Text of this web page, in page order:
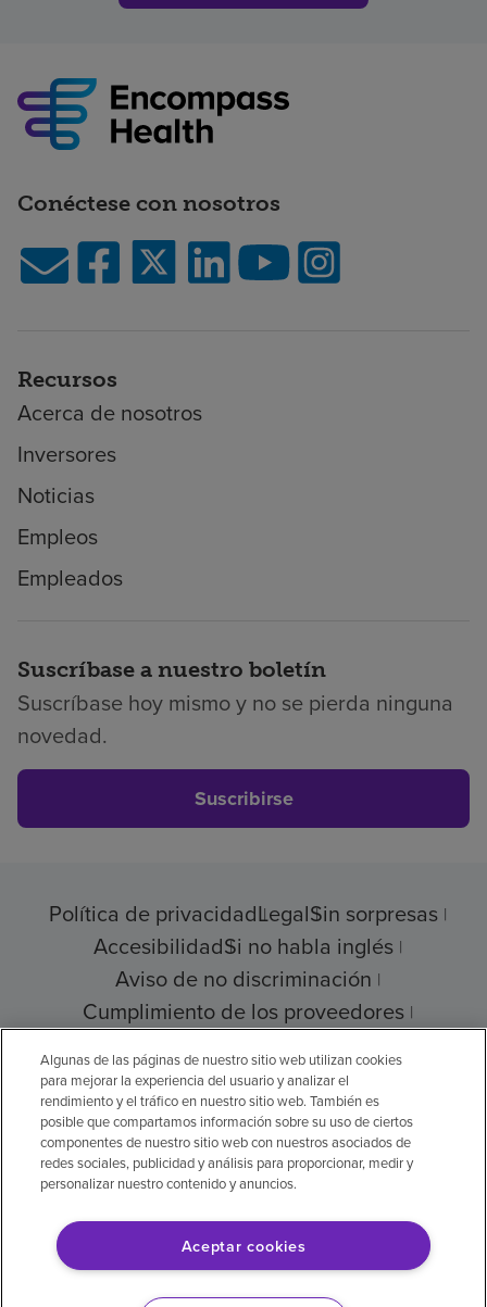
Conéctese con nosotros
Recursos
Acerca de nosotros
Inversores
Noticias
Empleos
Empleados
Suscríbase a nuestro boletín
Suscríbase hoy mismo y no se pierda ninguna
novedad.
Suscribirse
Política de privacidadLegalSin sorpresas
AccesibilidadSi no habla inglés
Aviso de no discriminación
Cumplimiento de los proveedores
© 2026 Encompass Health Corporation
Preferencias de cookies
Aviso legal: Se tradujo con la ayuda de
inteligencia artificial (IA). La versión en inglés
Algunas de las páginas de nuestro sitio web utilizan cookies
para mejorar la experiencia del usuario y analizar el
rendimiento y el tráfico en nuestro sitio web. También es
posible que compartamos información sobre su uso de ciertos
componentes de nuestro sitio web con nuestros asociados de
redes sociales, publicidad y análisis para proporcionar, medir y
personalizar nuestro contenido y anuncios.
Aceptar cookies